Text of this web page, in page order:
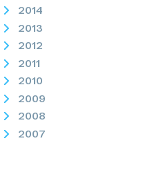
2014
2013
2012
2011
2010
2009
2008
2007